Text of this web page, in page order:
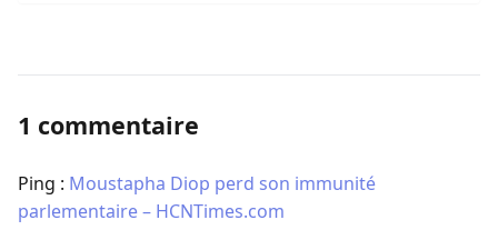
1 commentaire
Ping : Moustapha Diop perd son immunité
parlementaire – HCNTimes.com